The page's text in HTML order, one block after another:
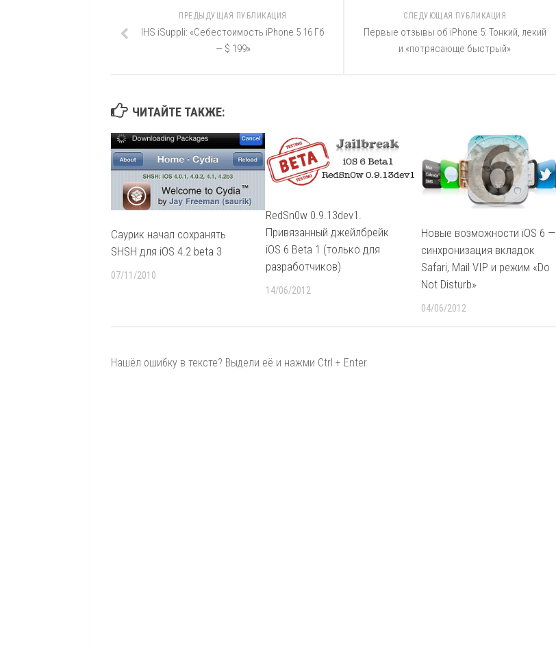
СЛЕДУЮЩАЯ ПУБЛИКАЦИЯ
Первые отзывы об iPhone 5: Тонкий, лекий
и «потрясающе быстрый»
ПРЕДЫДУЩАЯ ПУБЛИКАЦИЯ
IHS iSuppli: «Себестоимость iPhone 5 16 Гб
— $ 199»
ЧИТАЙТЕ ТАКЖЕ:
Саурик начал сохранять
SHSH для iOS 4.2 beta 3
07/11/2010
RedSn0w 0.9.13dev1.
Привязанный джейлбрейк
iOS 6 Beta 1 (только для
разработчиков)
14/06/2012
Новые возможности iOS 6 —
синхронизация вкладок
Safari, Mail VIP и режим «Do
Not Disturb»
04/06/2012
Нашёл ошибку в тексте? Выдели её и нажми Ctrl + Enter